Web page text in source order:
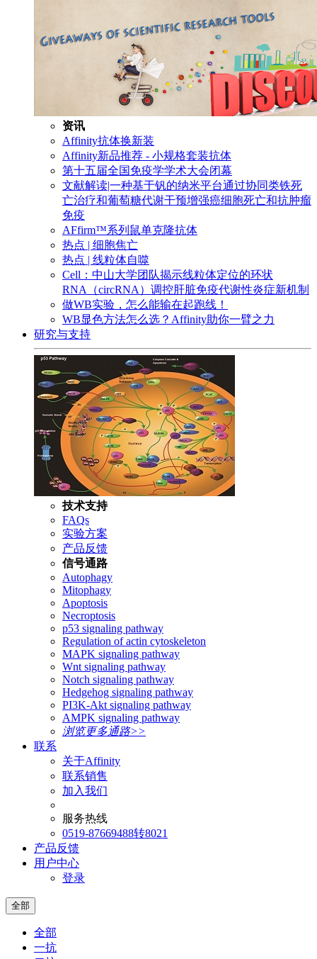
资讯
Affinity抗体换新装
Affinity新品推荐 - 小规格套装抗体
第十五届全国免疫学学术大会闭幕
文献解读|一种基于钒的纳米平台通过协同类铁死
亡治疗和葡萄糖代谢干预增强癌细胞死亡和抗肿瘤
免疫
AFfirm™系列鼠单克隆抗体
热点 | 细胞焦亡
热点 | 线粒体自噬
Cell：中山大学团队揭示线粒体定位的环状
RNA（circRNA）调控肝脏免疫代谢性炎症新机制
做WB实验，怎么能输在起跑线！
WB显色方法怎么选？Affinity助你一臂之力
研究与支持
技术支持
FAQs
实验方案
产品反馈
信号通路
Autophagy
Mitophagy
Apoptosis
Necroptosis
p53 signaling pathway
Regulation of actin cytoskeleton
MAPK signaling pathway
Wnt signaling pathway
Notch signaling pathway
Hedgehog signaling pathway
PI3K-Akt signaling pathway
AMPK signaling pathway
浏览更多通路>>
联系
关于Affinity
联系销售
加入我们
服务热线
0519-87669488转8021
产品反馈
用户中心
登录
全部
全部
一抗